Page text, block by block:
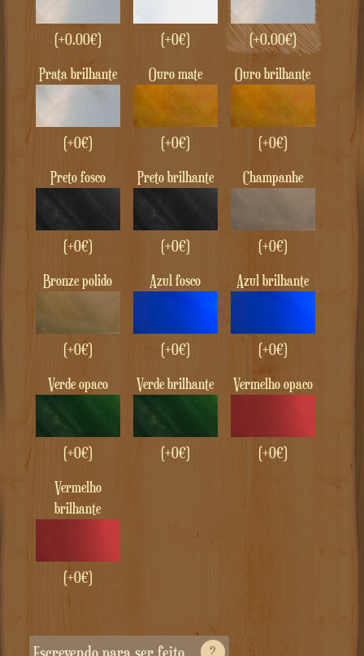
(+0.00€) (+0€) (+0.00€)
Prata brilhante
(+0€)
Ouro mate
(+0€)
Ouro brilhante
(+0€)
Preto fosco
(+0€)
Preto brilhante
(+0€)
champanhe
(+0€)
Bronze polido
(+0€)
Azul fosco
(+0€)
Azul brilhante
(+0€)
Verde opaco
(+0€)
Verde brilhante
(+0€)
Vermelho opaco
(+0€)
Vermelho
brilhante
(+0€)